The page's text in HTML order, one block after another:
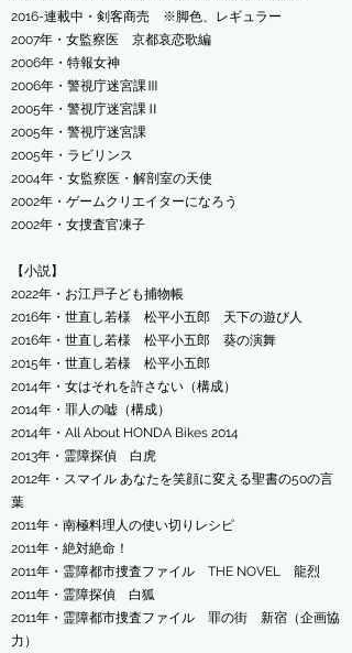
2016-連載中・剣客商売 ※脚色、レギュラー
2007年・女監察医 京都哀恋歌編
2006年・特報女神
2006年・警視庁迷宮課Ⅲ
2005年・警視庁迷宮課Ⅱ
2005年・警視庁迷宮課
2005年・ラビリンス
2004年・女監察医・解剖室の天使
2002年・ゲームクリエイターになろう
2002年・女捜査官凍子
【小説】
2022年・お江戸子ども捕物帳
2016年・世直し若様 松平小五郎 天下の遊び人
2016年・世直し若様 松平小五郎 葵の演舞
2015年・世直し若様 松平小五郎
2014年・女はそれを許さない（構成）
2014年・罪人の嘘（構成）
2014年・All About HONDA Bikes 2014
2013年・霊障探偵 白虎
2012年・スマイル あなたを笑顔に変える聖書の50の言
葉
2011年・南極料理人の使い切りレシピ
2011年・絶対絶命！
2011年・霊障都市捜査ファイル THE NOVEL 龍烈
2011年・霊障探偵 白狐
2011年・霊障都市捜査ファイル 罪の街 新宿（企画協
力）